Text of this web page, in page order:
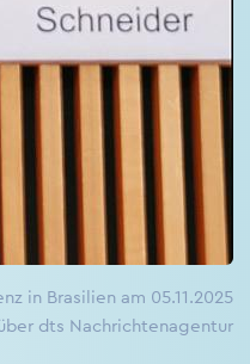
in Brasilien am 05.11.2025
dts Nachrichtenagentur